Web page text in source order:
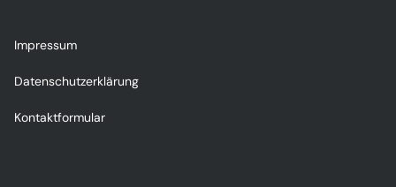
Impressum
Datenschutzerklärung
Kontaktformular